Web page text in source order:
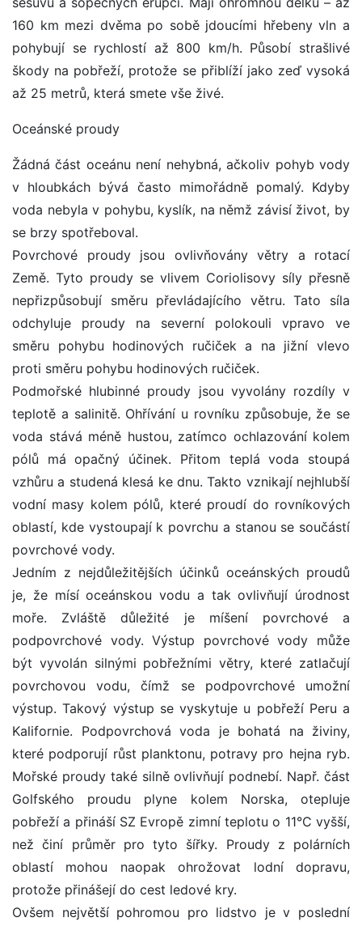
160 km mezi dvěma po sobě jdoucími hřebeny vln a
pohybují se rychlostí až 800 km/h. Působí strašlivé
škody na pobřeží, protože se přiblíží jako zeď vysoká
až 25 metrů, která smete vše živé.
Oceánské proudy
Žádná část oceánu není nehybná, ačkoliv pohyb vody
v hloubkách bývá často mimořádně pomalý. Kdyby
voda nebyla v pohybu, kyslík, na němž závisí život, by
se brzy spotřeboval.
Povrchové proudy jsou ovlivňovány větry a rotací
Země. Tyto proudy se vlivem Coriolisovy síly přesně
nepřizpůsobují směru převládajícího větru. Tato síla
odchyluje proudy na severní polokouli vpravo ve
směru pohybu hodinových ručiček a na jižní vlevo
proti směru pohybu hodinových ručiček.
Podmořské hlubinné proudy jsou vyvolány rozdíly v
teplotě a salinitě. Ohřívání u rovníku způsobuje, že se
voda stává méně hustou, zatímco ochlazování kolem
pólů má opačný účinek. Přitom teplá voda stoupá
vzhůru a studená klesá ke dnu. Takto vznikají nejhlubší
vodní masy kolem pólů, které proudí do rovníkových
oblastí, kde vystoupají k povrchu a stanou se součástí
povrchové vody.
Jedním z nejdůležitějších účinků oceánských proudů
je, že mísí oceánskou vodu a tak ovlivňují úrodnost
moře. Zvláště důležité je míšení povrchové a
podpovrchové vody. Výstup povrchové vody může
být vyvolán silnými pobřežními větry, které zatlačují
povrchovou vodu, čímž se podpovrchové umožní
výstup. Takový výstup se vyskytuje u pobřeží Peru a
Kalifornie. Podpovrchová voda je bohatá na živiny,
které podporují růst planktonu, potravy pro hejna ryb.
Mořské proudy také silně ovlivňují podnebí. Např. část
Golfského proudu plyne kolem Norska, otepluje
pobřeží a přináší SZ Evropě zimní teplotu o 11°C vyšší,
než činí průměr pro tyto šířky. Proudy z polárních
oblastí mohou naopak ohrožovat lodní dopravu,
protože přinášejí do cest ledové kry.
Ovšem největší pohromou pro lidstvo je v poslední